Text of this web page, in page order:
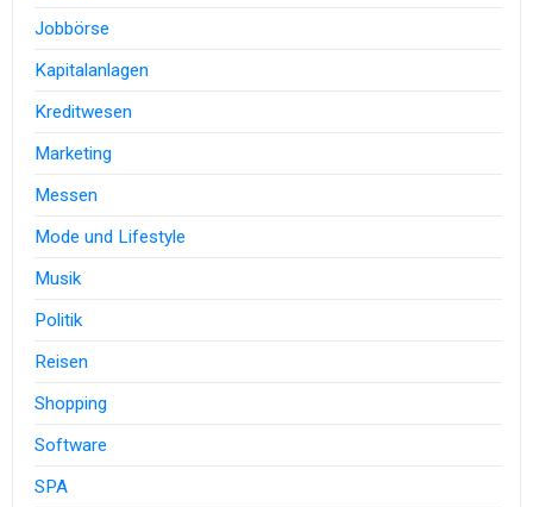
Jobbörse
Kapitalanlagen
Kreditwesen
Marketing
Messen
Mode und Lifestyle
Musik
Politik
Reisen
Shopping
Software
SPA